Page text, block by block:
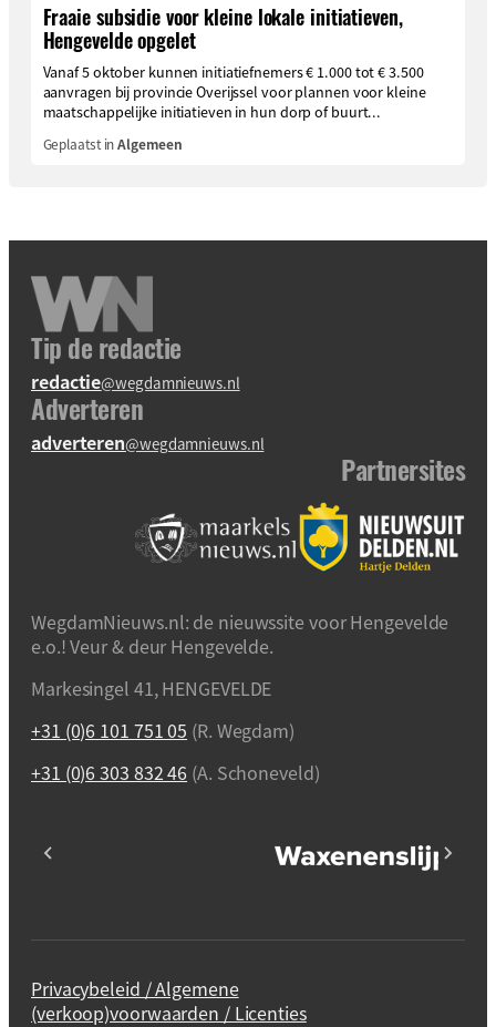
Fraaie subsidie voor kleine lokale initiatieven,
Hengevelde opgelet
Vanaf 5 oktober kunnen initiatiefnemers € 1.000 tot € 3.500
aanvragen bij provincie Overijssel voor plannen voor kleine
maatschappelijke initiatieven in hun dorp of buurt...
Geplaatst inAlgemeen
Tip de redactie
redactie@wegdamnieuws.nl
Adverteren
adverteren@wegdamnieuws.nl
Partnersites
WegdamNieuws.nl: de nieuwssite voor Hengevelde
e.o.! Veur & deur Hengevelde.
Markesingel 41, HENGEVELDE
+31 (0)6 101 751 05 (R. Wegdam)
+31 (0)6 303 832 46 (A. Schoneveld)
Privacybeleid / Algemene
(verkoop)voorwaarden / Licenties